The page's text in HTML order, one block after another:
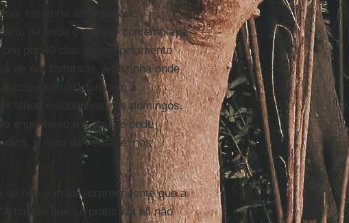
tamanha ambiguidade
de onde o menino contemplava
por 40 dias do atropelamento
de ser torturada. A cozinha onde
serviria também à
filhos e sobrinhos nos domingos.
engenheiro é o aquele onde
o soro da verdade, nos
só não é mais surpreendente que a
tortura que se praticava ali não